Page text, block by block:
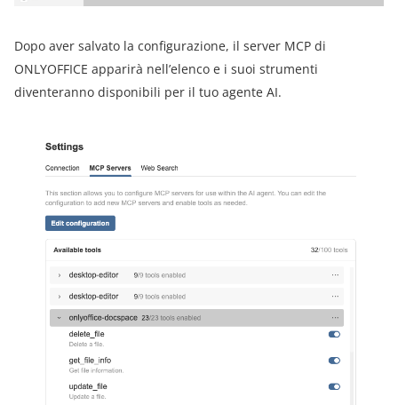
Dopo aver salvato la configurazione, il server MCP di
ONLYOFFICE apparirà nell’elenco e i suoi strumenti
diventeranno disponibili per il tuo agente AI.